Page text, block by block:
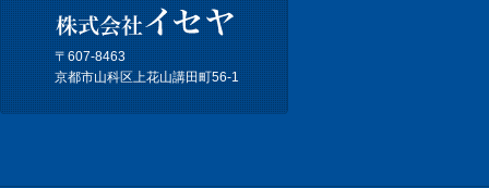
〒607-8463
京都市山科区上花山講田町56-1